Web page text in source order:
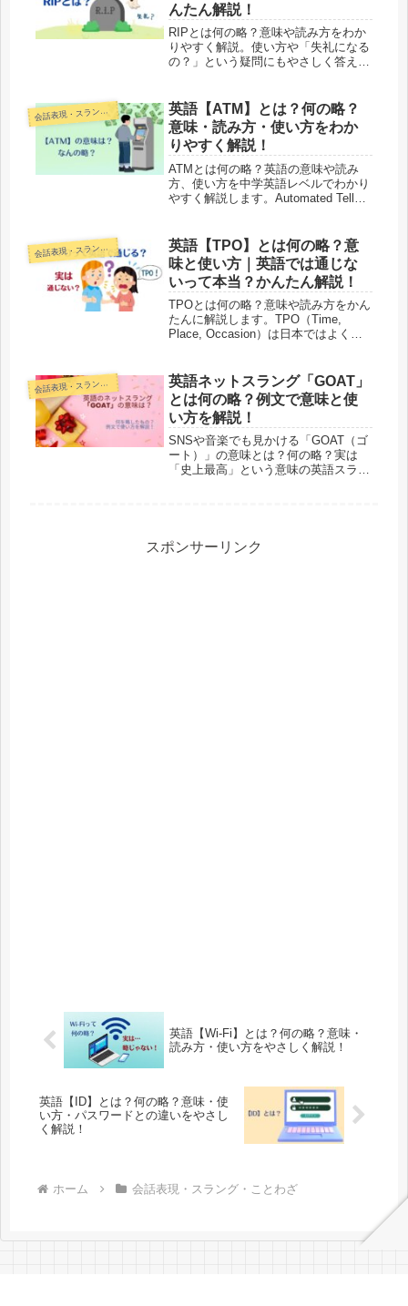
んたん解説！
RIPとは何の略？意味や読み方をわか
りやすく解説。使い方や「失礼になる
の？」という疑問にもやさしく答えま
のかにも触れているのでチェックして
みてください！
会話表現・スラング・ことわざ
英語【ATM】とは？何の略？
意味・読み方・使い方をわか
りやすく解説！
ATMとは何の略？英語の意味や読み
方、使い方を中学英語レベルでわかり
やすく解説します。Automated Teller
介します。
会話表現・スラング・ことわざ
英語【TPO】とは何の略？意
味と使い方｜英語では通じな
いって本当？かんたん解説！
TPOとは何の略？意味や読み方をかん
たんに解説します。TPO（Time,
Place, Occasion）は日本ではよく使
文付きでかんたんに紹介します。
会話表現・スラング・ことわざ
英語ネットスラング「GOAT」
とは何の略？例文で意味と使
い方を解説！
SNSや音楽でも見かける「GOAT（ゴ
ート）」の意味とは？何の略？実は
「史上最高」という意味の英語スラン
スポンサーリンク
英語【Wi-Fi】とは？何の略？意味・
読み方・使い方をやさしく解説！
英語【ID】とは？何の略？意味・使
い方・パスワードとの違いをやさし
く解説！
ホーム 会話表現・スラング・ことわざ